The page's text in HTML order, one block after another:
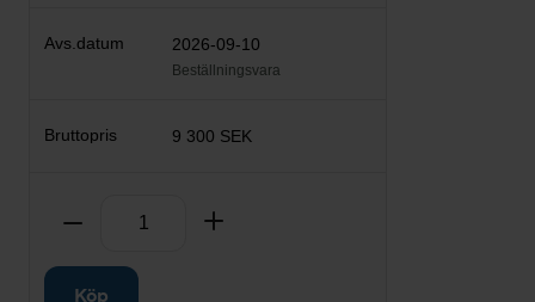
2026-09-10
Beställningsvara
9 300 SEK
Ta bort
Köp